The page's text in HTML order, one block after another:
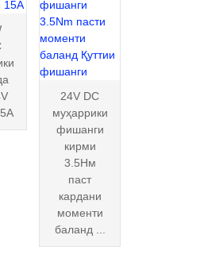
24V DC
муҳаррики
фишанги
кирми
3.5Нм
паст
кардани
моменти
баланд ...